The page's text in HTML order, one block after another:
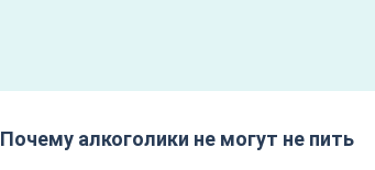
Почему алкоголики не могут не пить